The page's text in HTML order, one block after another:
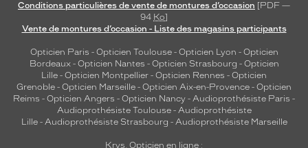
Conditions particulières de vente de montures d’occasion [PDF —
94 Ko]
Vente de montures d’occasion - Liste des magasins participants
Opticien Paris - Opticien Toulouse- Opticien Lyon - Opticien
Bordeaux- Opticien Nantes - Opticien Strasbourg - Opticien
Lille - Opticien Montpellier - Opticien Rennes - Opticien
Grenoble - Opticien Marseille - Opticien Aix-en-Provence - Opticien
Reims - Opticien Angers - Opticien Nancy - Audioprothésiste Paris -
Audioprothésiste Toulouse- Audioprothésiste
Lille- Audioprothésiste Strasbourg - Audioprothésiste Marseille
Krys, Opticien en ligne :